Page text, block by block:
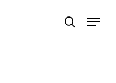
search
Menu